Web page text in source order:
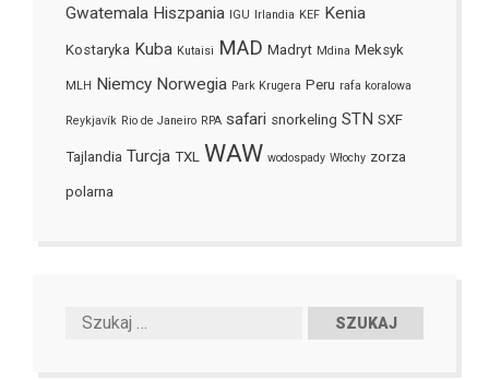
Gwatemala Hiszpania IGU Irlandia KEF Kenia
Kostaryka Kuba Kutaisi MAD Madryt Mdina Meksyk
MLH Niemcy Norwegia Park Krugera Peru rafa koralowa
Reykjavík Rio de Janeiro RPA safari snorkeling STN SXF
Tajlandia Turcja TXL WAW wodospady Włochy zorza
polarna